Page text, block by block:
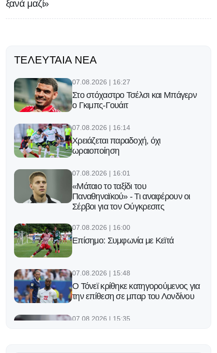
ξανά μαζί»
ΤΕΛΕΥΤΑΊΑ ΝΈΑ
07.08.2026 | 16:27
Στο στόχαστρο Τσέλσι και Μπάγερν
ο Γκιμπς-Γουάιτ
07.08.2026 | 16:14
Χρειάζεται παραδοχή, όχι
ωραιοποίηση
07.08.2026 | 16:01
«Μάταιο το ταξίδι του
Παναθηναϊκού» - Τι αναφέρουν οι
Σέρβοι για τον Ούγκρεσιτς
07.08.2026 | 16:00
Επίσημο: Συμφωνία με Κεϊτά
07.08.2026 | 15:48
Ο Τόνεϊ κρίθηκε κατηγορούμενος για
την επίθεση σε μπαρ του Λονδίνου
07.08.2026 | 15:35